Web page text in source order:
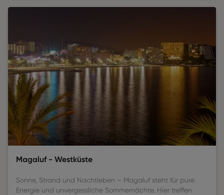
Magaluf - Westküste
Sonne, Strand und Nachtleben – Magaluf steht für pure
Energie und unvergessliche Sommernächte. Hier treffen